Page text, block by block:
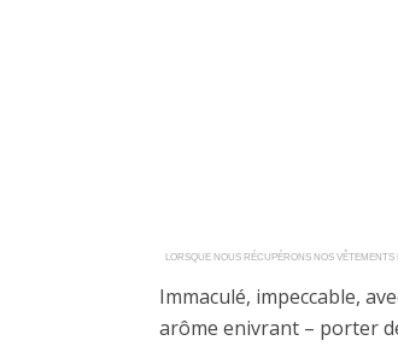
LORSQUE NOUS RÉCUPÉRONS NOS VÊTEMENTS
Immaculé, impeccable,
arôme enivrant – porter